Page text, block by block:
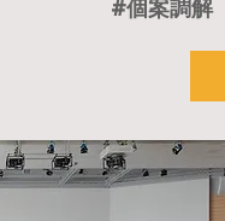
#個案調解